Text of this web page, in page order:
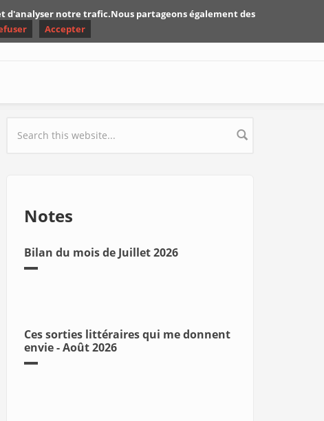
Search form
Notes
Bilan du mois de Juillet 2026
Ces sorties littéraires qui me donnent
envie - Août 2026
d'analyser notre trafic.Nous partageons également des
Accepter